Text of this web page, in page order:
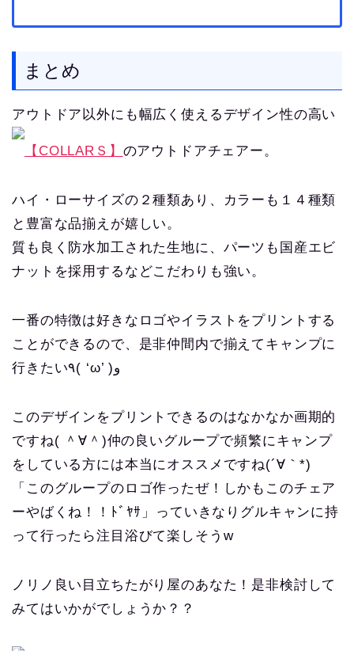
まとめ
アウトドア以外にも幅広く使えるデザイン性の高い
【COLLARＳ】 のアウトドアチェアー。
ハイ・ローサイズの２種類あり、カラーも１４種類
と豊富な品揃えが嬉しい。
質も良く防水加工された生地に、パーツも国産エビ
ナットを採用するなどこだわりも強い。
一番の特徴は好きなロゴやイラストをプリントする
ことができるので、是非仲間内で揃えてキャンプに
行きたい٩( ‘ω’ )و
このデザインをプリントできるのはなかなか画期的
ですね( ＾∀＾)仲の良いグループで頻繁にキャンプ
をしている方には本当にオススメですね(´∀｀*)
「このグループのロゴ作ったぜ！しかもこのチェア
ーやばくね！！ﾄﾞﾔｻ」っていきなりグルキャンに持
って行ったら注目浴びて楽しそうw
ノリノ良い目立ちたがり屋のあなた！是非検討して
みてはいかがでしょうか？？